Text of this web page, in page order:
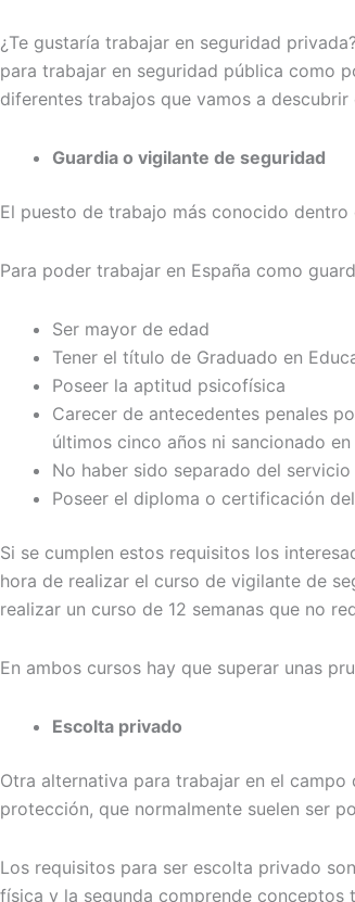
¿Te gustaría trabajar en seguridad
para trabajar en seguridad pública como
diferentes trabajos que vamos a
Guardia o vigilante de seguridad
El puesto de trabajo más conocido
Para poder trabajar en España como
Ser mayor de edad
Tener el título de Graduado en
Poseer la aptitud psicofísica
Carecer de antecedentes penales
últimos cinco años ni sancionado
No haber sido separado del
Poseer el diploma o certificación
Si se cumplen estos requisitos los
hora de realizar el curso de vigilante de
realizar un curso de 12 semanas que no
En ambos cursos hay que superar unas
Escolta privado
Otra alternativa para trabajar en el
protección, que normalmente suelen ser
Los requisitos para ser escolta privado
física y la segunda comprende conceptos